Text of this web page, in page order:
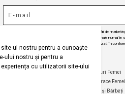
buletinul nostru informativ, sunteți de acord să primiți comunicări de
protejăm confidențialitatea și vom folosi informațiile dvs. personale numai în
produsele și serviciile noastre, să vă oferim conținut personalizat, în
comunicări în orice moment, în mod gratuit.
Maiouri Femei
Hanorace Femei
Cămași Bărbați
Puteți ajunge la
țara